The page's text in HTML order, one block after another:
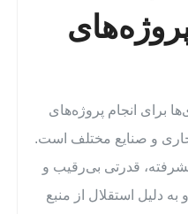
برای انجام پروژه‌های
و صنایع مختلف است.
پیشرفته، قدرتی بی‌رقیب و
به دلیل استقلال از منبع